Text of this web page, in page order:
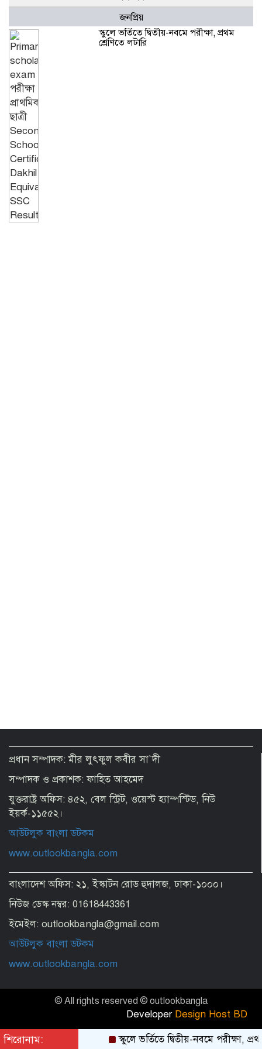
জনপ্রিয়
স্কুলে ভর্তিতে দ্বিতীয়-নবমে পরীক্ষা, প্রথম
শ্রেণিতে লটারি
প্রধান সম্পাদক: মীর লুৎফুল কবীর সা`দী
সম্পাদক ও প্রকাশক: ফাহিত আহমেদ
যুক্তরাষ্ট্র অফিস: ৪৫২, বেল স্ট্রিট, ওয়েস্ট হ্যাম্পস্টিড, নিউ
ইয়র্ক-১১৫৫২।
আউটলুক বাংলা ডটকম
www.outlookbangla.com
বাংলাদেশ অফিস: ২১, ইস্কাটন রোড হুদালজ, ঢাকা-১০০০।
নিউজ ডেস্ক নম্বর: 01618443361
ইমেইল: outlookbangla@gmail.com
আউটলুক বাংলা ডটকম
www.outlookbangla.com
শিরোনাম: স্কুলে ভর্তিতে দ্বিতীয়-নবমে পরীক্ষা, প্রথম
© All rights reserved © outlookbangla
Developer Design Host BD